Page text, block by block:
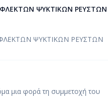
ΨΥΚΤΙΚΩΝ ΡΕΥΣΤΩΝ
ΨΥΚΤΙΚΩΝ ΡΕΥΣΤΩΝ
μια φορά τη συμμετοχή του